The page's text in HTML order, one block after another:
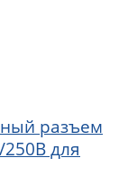
разъем
для